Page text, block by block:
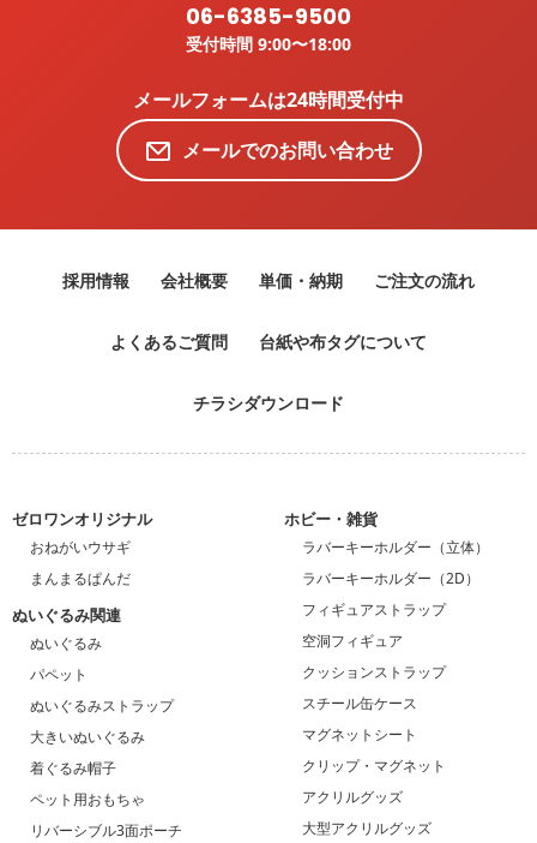
06-6385-9500
受付時間 9:00〜18:00
メールフォームは24時間受付中
メールでのお問い合わせ
採用情報 会社概要 単価・納期 ご注文の流れ
よくあるご質問 台紙や布タグについて
チラシダウンロード
ゼロワンオリジナル
おねがいウサギ
まんまるぱんだ
ぬいぐるみ関連
ぬいぐるみ
パペット
ぬいぐるみストラップ
大きいぬいぐるみ
着ぐるみ帽子
ペット用おもちゃ
リバーシブル3面ポーチ
ホビー・雑貨
ラバーキーホルダー（立体）
ラバーキーホルダー（2D）
フィギュアストラップ
空洞フィギュア
クッションストラップ
スチール缶ケース
マグネットシート
クリップ・マグネット
アクリルグッズ
大型アクリルグッズ